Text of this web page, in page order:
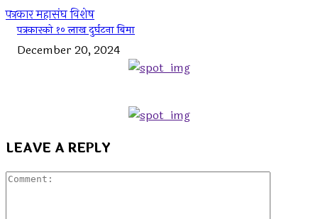
पत्रकार महासंघ विशेष
पत्रकारको १० लाख दुर्घटना बिमा
December 20, 2024
LEAVE A REPLY